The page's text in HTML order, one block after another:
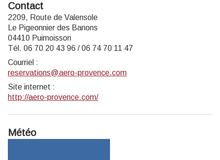
Contact
2209, Route de Valensole
Le Pigeonnier des Banons
04410 Puimoisson
Tél. 06 70 20 43 96 / 06 74 70 11 47
Courriel :
reservations@aero-provence.com
Site internet :
http://aero-provence.com/
Météo